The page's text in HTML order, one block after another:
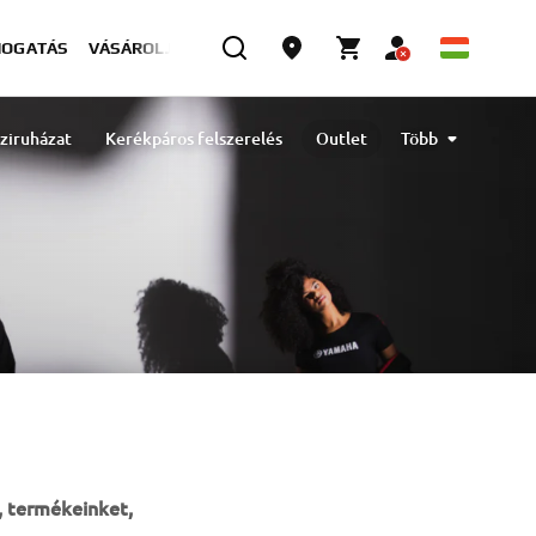
VÁSÁROLJON MOST
Kerékpáros felszerelés
Outlet
Több
termékeinket,